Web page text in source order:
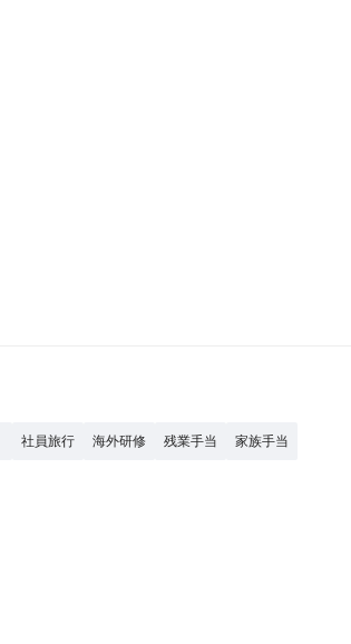
社員旅行 海外研修 残業手当 家族手当